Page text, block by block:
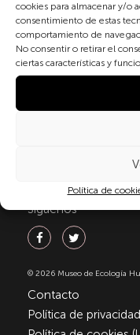
cookies para almacenar y/o
consentimiento de estas
comportamiento de
No consentir o retirar el
ciertas características y
Política de
materia de
particular, de
Reglamento (UE)
del Consejo de 27
Orgánica 3/2018,
Datos Personales y
Síguenos
© 2026 Museo de Ecología
Contacto
Política de privacidad